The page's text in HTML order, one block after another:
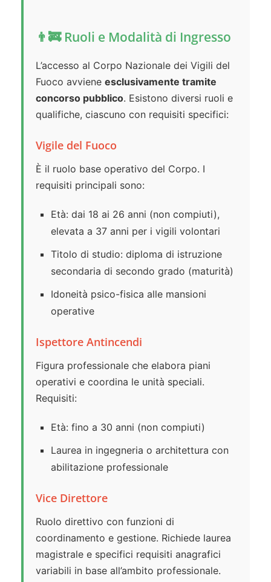
👨‍🚒 Ruoli e Modalità di Ingresso
L’accesso al Corpo Nazionale dei Vigili del
Fuoco avviene esclusivamente tramite
concorso pubblico. Esistono diversi ruoli e
qualifiche, ciascuno con requisiti specifici:
Vigile del Fuoco
È il ruolo base operativo del Corpo. I
requisiti principali sono:
Età: dai 18 ai 26 anni (non compiuti),
elevata a 37 anni per i vigili volontari
Titolo di studio: diploma di istruzione
secondaria di secondo grado (maturità)
Idoneità psico-fisica alle mansioni
operative
Ispettore Antincendi
Figura professionale che elabora piani
operativi e coordina le unità speciali.
Requisiti:
Età: fino a 30 anni (non compiuti)
Laurea in ingegneria o architettura con
abilitazione professionale
Vice Direttore
Ruolo direttivo con funzioni di
coordinamento e gestione. Richiede laurea
magistrale e specifici requisiti anagrafici
variabili in base all’ambito professionale.